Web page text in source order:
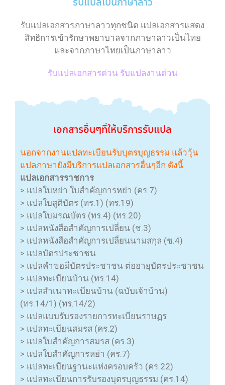
รับแปลเอกสารภาษาลาวทุกชนิด แปลเอกสารแสดง
สิทธิการเข้ารักษาพยาบาลจากภาษาลาวเป็นไทย
และจากภาษาไทยเป็นภาษาลาว
รับแปลเอกสารด่วน รับแปลงานด่วน
เอกสารอื่นๆที่ให้บริการรับแปล
นอกจากงานแปลทะเบียนรับบุตรบุญธรรม แล้ววุ้น
แปลภาษายังมีบริการแปลเอกสารอื่นๆอีก ดังนี้
แปลเอกสารราชการ
> แปลใบหย่า ใบสำคัญการหย่า (คร.7)
> แปลใบสูติบัตร (ทร.1) (ทร.19)
> แปลใบมรณบัตร (ทร.4) (ทร.20)
> แปลหนังสือสำคัญการเปลี่ยน (ช.3)
> แปลหนังสือสำคัญการเปลี่ยนนามสกุล (ช.4)
> แปลบัตรประชาชน
> แปลคำขอมีบัตรประชาชน ต่ออายุบัตรประชาชน
> แปลทะเบียนบ้าน (ทร.14)
> แปลสำเนาทะเบียนบ้าน (ฉบับเจ้าบ้าน)
(ทร.14/1) (ทร.14/2)
> แปลแบบรับรองรายการทะเบียนราษฏร
> แปลทะเบียนสมรส (คร.2)
> แปลใบสำคัญการสมรส (คร.3)
> แปลใบสำคัญการหย่า (คร.7)
> แปลทะเบียนฐานะแห่งครอบครัว (คร.22)
> แปลทะเบียนการรับรองบุตรบุญธรรม (คร.14)